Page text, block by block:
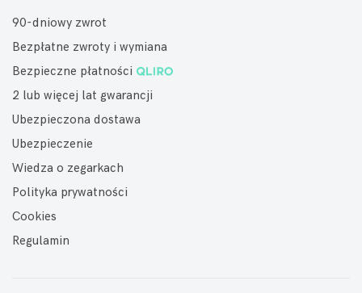
90-dniowy zwrot
Bezpłatne zwroty i wymiana
Bezpieczne płatności
2 lub więcej lat gwarancji
Ubezpieczona dostawa
Ubezpieczenie
Wiedza o zegarkach
Polityka prywatności
Cookies
Regulamin